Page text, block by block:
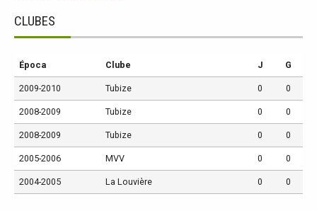
CLUBES
Época Clube J G
2009-2010 Tubize 0 0
2008-2009 Tubize 0 0
2008-2009 Tubize 0 0
2005-2006 MVV 0 0
2004-2005 La Louvière 0 0